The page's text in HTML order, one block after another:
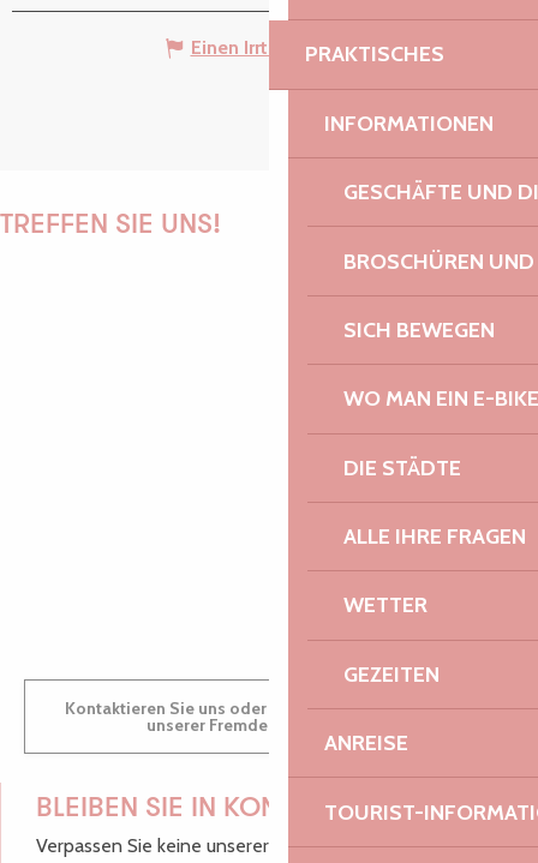
PRAKTISCHES
INFORMATIONEN
GESCHÄFTE UND
BROSCHÜREN
SICH BEWEGEN
WO MAN EIN E-
DIE STÄDTE
ALLE IHRE FRAGEN
WETTER
GEZEITEN
ANREISE
TOURIST-
Einen Irrtum angeben
TREFFEN SIE UNS!
PAULINE
AUDREY
Kontaktieren Sie uns oder besuchen Sie uns in einem
unserer Fremdenverkehrsbüros.
BLEIBEN SIE IN KONTAKT!
Verpassen Sie keine unserer guten Tipps und